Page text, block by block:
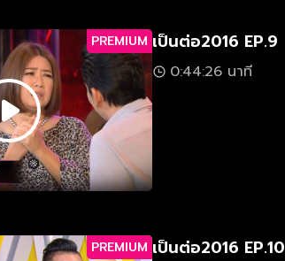
PREMIUM เป็นต่อ2016 EP.9
0:44:26 นาที
PREMIUM เป็นต่อ2016 EP.10